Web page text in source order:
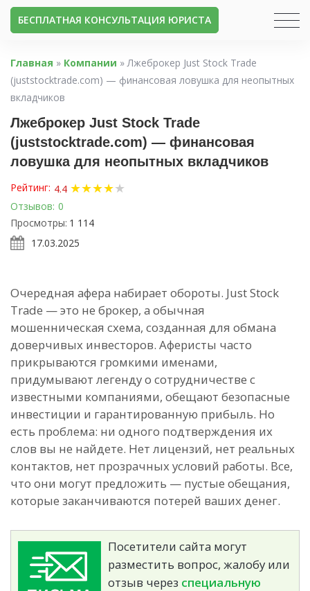
БЕСПЛАТНАЯ КОНСУЛЬТАЦИЯ ЮРИСТА
Главная » Компании »Лжеброкер Just Stock Trade
(juststocktrade.com) — финансовая ловушка для неопытных
вкладчиков
Лжеброкер Just Stock Trade
(juststocktrade.com) — финансовая
ловушка для неопытных вкладчиков
Рейтинг: 4.4 ★★★★★
Отзывов: 0
Просмотры: 1 114
17.03.2025
Очередная афера набирает обороты. Just Stock
Trade — это не брокер, а обычная
мошенническая схема, созданная для обмана
доверчивых инвесторов. Аферисты часто
прикрываются громкими именами,
придумывают легенду о сотрудничестве с
известными компаниями, обещают безопасные
инвестиции и гарантированную прибыль. Но
есть проблема: ни одного подтверждения их
слов вы не найдете. Нет лицензий, нет реальных
контактов, нет прозрачных условий работы. Все,
что они могут предложить — пустые обещания,
которые заканчиваются потерей ваших денег.
Посетители сайта могут
разместить вопрос, жалобу или
отзыв через специальную